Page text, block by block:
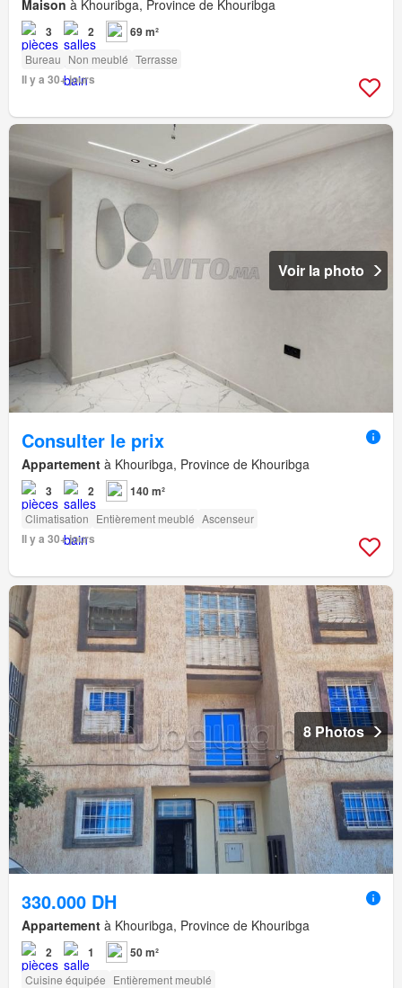
Maison à Khouribga, Province de Khouribga
3 2 69 m²
Bureau Non meublé Terrasse
Il y a 30+ jours
Voir la photo
Consulter le prix
Appartement à Khouribga, Province de Khouribga
3 2 140 m²
Climatisation Entièrement meublé Ascenseur
Il y a 30+ jours
8 Photos
330.000 DH
Appartement à Khouribga, Province de Khouribga
2 1 50 m²
Cuisine équipée Entièrement meublé